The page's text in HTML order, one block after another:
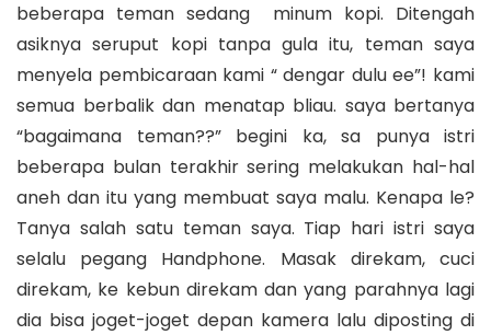
beberapa teman sedang minum kopi. Ditengah
asiknya seruput kopi tanpa gula itu, teman saya
menyela pembicaraan kami “ dengar dulu ee”! kami
semua berbalik dan menatap bliau. saya bertanya
“bagaimana teman??” begini ka, sa punya istri
beberapa bulan terakhir sering melakukan hal-hal
aneh dan itu yang membuat saya malu. Kenapa le?
Tanya salah satu teman saya. Tiap hari istri saya
selalu pegang Handphone. Masak direkam, cuci
direkam, ke kebun direkam dan yang parahnya lagi
dia bisa joget-joget depan kamera lalu diposting di